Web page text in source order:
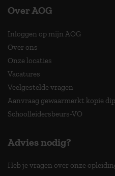
Over AOG
Inloggen op mijn AOG
Over ons
Onze locaties
Vacatures
Veelgestelde vragen
Aanvraag gewaarmerkt kopie
Schoolleidersbeurs-VO
Advies nodig?
Heb je vragen over onze